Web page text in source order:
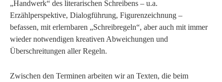
„Handwerk“ des literarischen Schreibens – u.a.
Erzählperspektive, Dialogführung, Figurenzeichnung –
befassen, mit erlernbaren „Schreibregeln“, aber auch mit immer
wieder notwendigen kreativen Abweichungen und
Überschreitungen aller Regeln.
Zwischen den Terminen arbeiten wir an Texten, die beim